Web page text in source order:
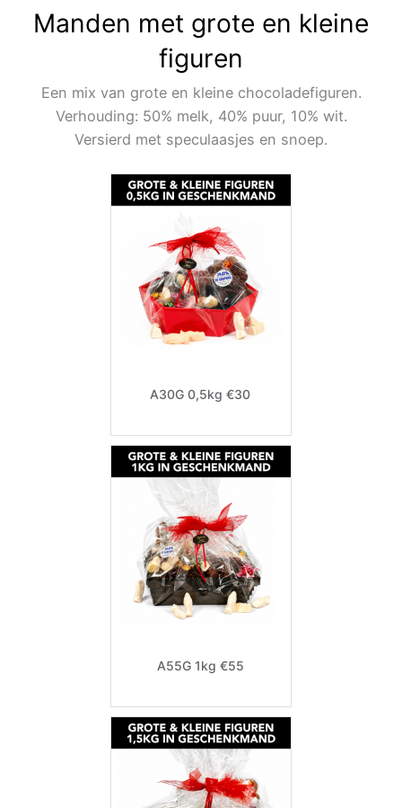
Manden met grote en kleine
figuren
Een mix van grote en kleine chocoladefiguren.
Verhouding: 50% melk, 40% puur, 10% wit.
Versierd met speculaasjes en snoep.
A30G 0,5kg €30
A55G 1kg €55